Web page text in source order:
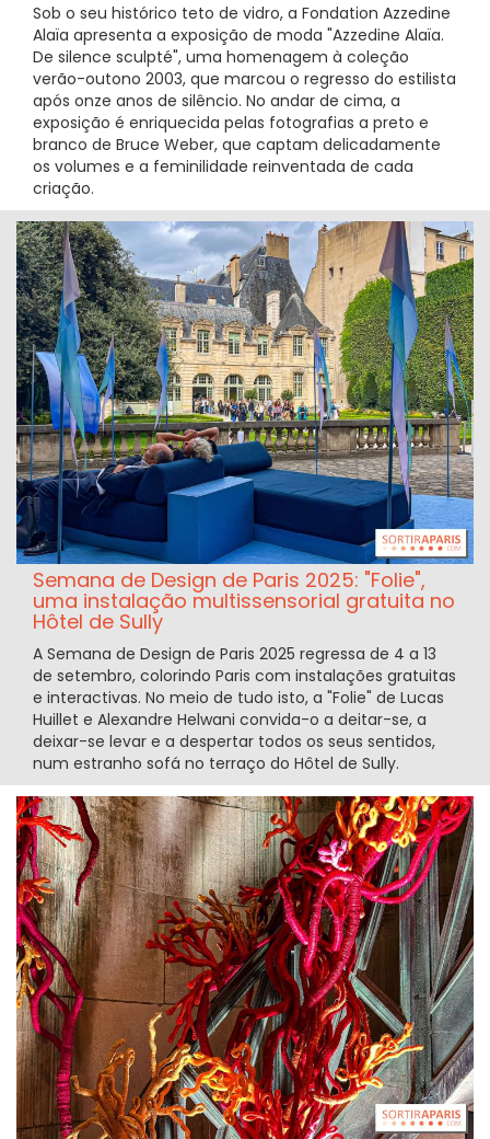
Sob o seu histórico teto de vidro, a Fondation Azzedine
Alaïa apresenta a exposição de moda "Azzedine Alaïa.
De silence sculpté", uma homenagem à coleção
verão-outono 2003, que marcou o regresso do estilista
após onze anos de silêncio. No andar de cima, a
exposição é enriquecida pelas fotografias a preto e
branco de Bruce Weber, que captam delicadamente
os volumes e a feminilidade reinventada de cada
criação.
Semana de Design de Paris 2025: "Folie",
uma instalação multissensorial gratuita no
Hôtel de Sully
A Semana de Design de Paris 2025 regressa de 4 a 13
de setembro, colorindo Paris com instalações gratuitas
e interactivas. No meio de tudo isto, a "Folie" de Lucas
Huillet e Alexandre Helwani convida-o a deitar-se, a
deixar-se levar e a despertar todos os seus sentidos,
num estranho sofá no terraço do Hôtel de Sully.